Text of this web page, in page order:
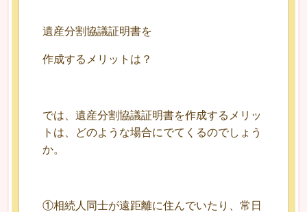
遺産分割協議証明書を
作成するメリットは？
では、遺産分割協議証明書を作成するメリッ
トは、どのような場合にでてくるのでしょう
か。
①相続人同士が遠距離に住んでいたり、常日